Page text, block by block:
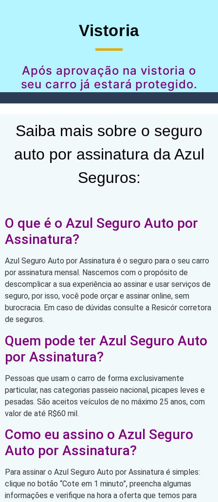
Vistoria
Após aprovação na vistoria o
seu carro já estará protegido.
Saiba mais sobre o seguro
auto por assinatura da Azul
Seguros:
O que é o Azul Seguro Auto por
Assinatura?
Azul Seguro Auto por Assinatura é o seguro para o seu carro
por assinatura mensal. Nascemos com o propósito de
descomplicar a sua experiência ao assinar e usar serviços de
seguro, por isso, você pode orçar e assinar online, sem
burocracia. Em caso de dúvidas consulte a Resicór corretora
de seguros.
Quem pode ter Azul Seguro Auto
por Assinatura?
Pessoas que usam o carro de forma exclusivamente
particular, nas categorias passeio nacional, picapes leves e
pesadas. São aceitos veículos de no máximo 25 anos, com
valor de até R$60 mil.
Como eu assino o Azul Seguro
Auto por Assinatura?
Para assinar o Azul Seguro Auto por Assinatura é simples:
clique no botão “Cote em 1 minuto”, preencha algumas
informações e verifique na hora a oferta que temos para